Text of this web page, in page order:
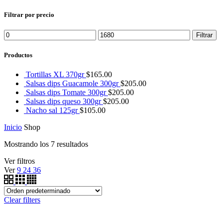
Filtrar por precio
Precio
mínimo
Precio
máximo
Filtrar
Productos
Tortillas XL 370gr$165.00
Salsas dips Guacamole 300gr$205.00
Salsas dips Tomate 300gr$205.00
Salsas dips queso 300gr$205.00
Nacho sal 125gr$105.00
Inicio Shop
Mostrando los 7 resultados
Ver filtros
Ver 9 24 36
Clear filters